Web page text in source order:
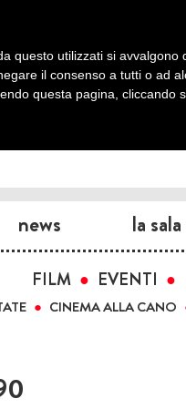
news la sala
FILM EVENTI
CINEMA ALLA CANO
questo utilizzati si
il consenso a tutti o ad
questa pagina, cliccando